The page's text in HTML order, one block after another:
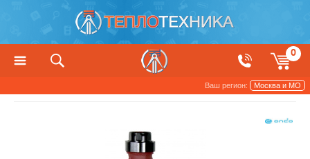
0
Ваш регион: Москва и МО